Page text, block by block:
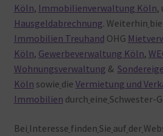
Köln, Immobilienverwaltung Köln,
Hausgeldabrechnung. Weiterhin
Immobilien Treuhand OHG
Köln, Gewerbeverwaltung Köln,
Wohnungsverwaltung &
Köln sowie die Vermietung und
Immobilien durch eine Schwester-
Bei Interesse finden Sie auf der